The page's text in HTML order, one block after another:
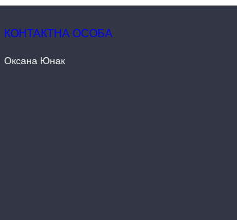
Оксана Юнак